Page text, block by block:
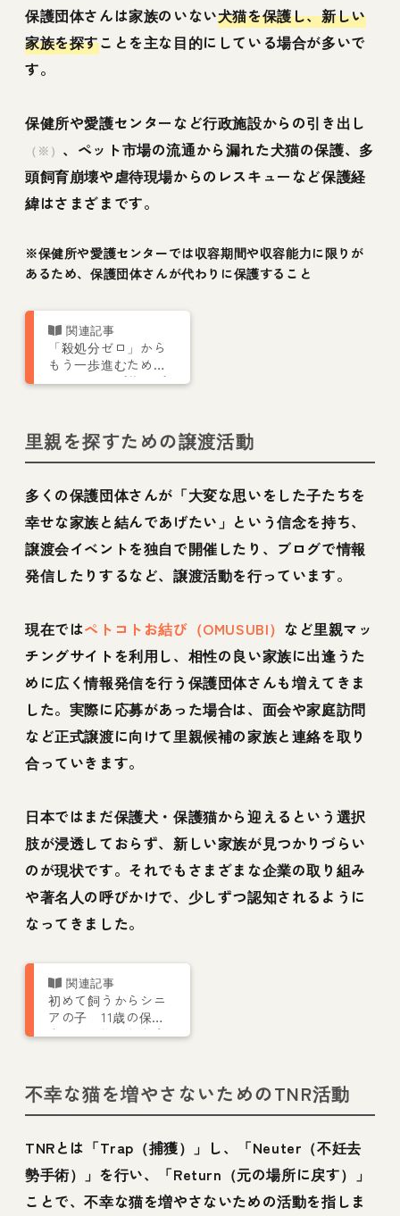
保護団体さんは家族のいない犬猫を保護し、新しい
家族を探すことを主な目的にしている場合が多いで
す。
保健所や愛護センターなど行政施設からの引き出し
（※） 、ペット市場の流通から漏れた犬猫の保護、多
頭飼育崩壊や虐待現場からのレスキューなど保護経
緯はさまざまです。
※保健所や愛護センターでは収容期間や収容能力に限りが
あるため、保護団体さんが代わりに保護すること
「殺処分ゼロ」から
もう一歩進むため
に。シロップ共同プ
里親を探すための譲渡活動
多くの保護団体さんが「大変な思いをした子たちを
幸せな家族と結んであげたい」という信念を持ち、
譲渡会イベントを独自で開催したり、ブログで情報
発信したりするなど、譲渡活動を行っています。
現在ではペトコトお結び（OMUSUBI） など里親マッ
チングサイトを利用し、相性の良い家族に出逢うた
めに広く情報発信を行う保護団体さんも増えてきま
した。実際に応募があった場合は、面会や家庭訪問
など正式譲渡に向けて里親候補の家族と連絡を取り
合っていきます。
日本ではまだ保護犬・保護猫から迎えるという選択
肢が浸透しておらず、新しい家族が見つかりづらい
のが現状です。それでもさまざまな企業の取り組み
や著名人の呼びかけで、少しずつ認知されるように
なってきました。
初めて飼うからシニ
アの子 11歳の保護
犬に一目惚れした家
不幸な猫を増やさないためのTNR活動
TNRとは「Trap（捕獲）」し、「Neuter（不妊去
勢手術）」を行い、「Return（元の場所に戻す）」
ことで、不幸な猫を増やさないための活動を指しま